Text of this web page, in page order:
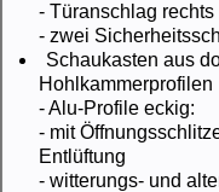
- Türanschlag rechts
- zwei
Schaukasten aus
Hohlkammerprofilen
- Alu-Profile eckig:
- mit
Entlüftung
- witterungs- und